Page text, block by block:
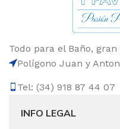
Todo para el Baño,
Polígono Juan y
Tel: (34) 918 87 44 07
INFO LEGAL